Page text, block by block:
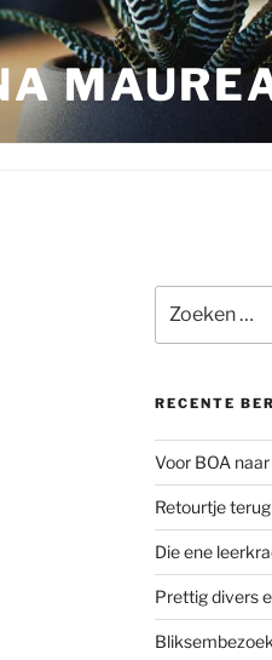
naar:
RECENTE
Voor BOA
Retourtje
Die ene
Prettig divers